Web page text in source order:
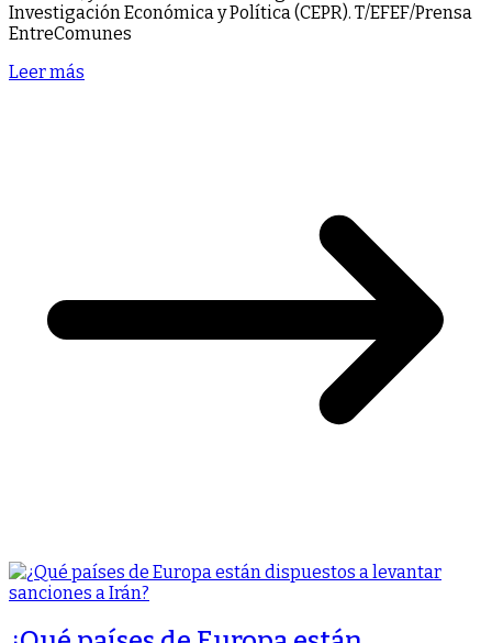
Investigación Económica y Política (CEPR). T/EFEF/Prensa
EntreComunes
Leer más